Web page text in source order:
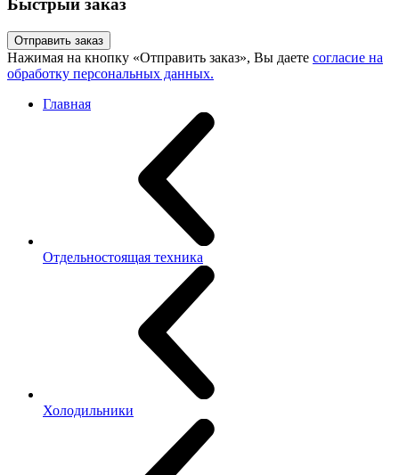
Быстрый заказ
Отправить заказ
Нажимая на кнопку «Отправить заказ», Вы даете согласие на
обработку персональных данных.
Главная
Отдельностоящая техника
Холодильники